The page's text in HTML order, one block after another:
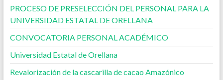
PROCESO DE PRESELECCIÓN DEL PERSONAL PARA LA
UNIVERSIDAD ESTATAL DE ORELLANA
CONVOCATORIA PERSONAL ACADÉMICO
Universidad Estatal de Orellana
Revalorización de la cascarilla de cacao Amazónico